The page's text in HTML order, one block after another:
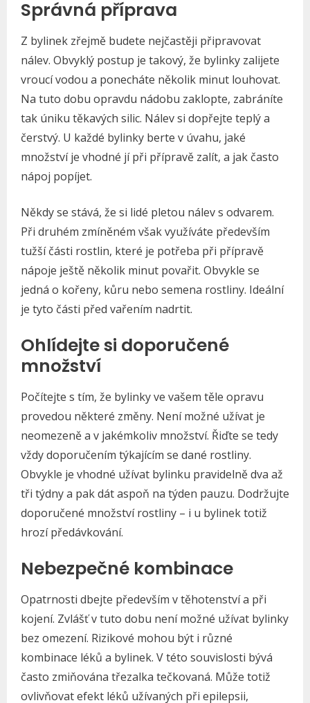
Správná příprava
Z bylinek zřejmě budete nejčastěji připravovat
nálev. Obvyklý postup je takový, že bylinky zalijete
vroucí vodou a ponecháte několik minut louhovat.
Na tuto dobu opravdu nádobu zaklopte, zabráníte
tak úniku těkavých silic. Nálev si dopřejte teplý a
čerstvý. U každé bylinky berte v úvahu, jaké
množství je vhodné jí při přípravě zalít, a jak často
nápoj popíjet.
Někdy se stává, že si lidé pletou nálev s odvarem.
Při druhém zmíněném však využíváte především
tužší části rostlin, které je potřeba při přípravě
nápoje ještě několik minut povařit. Obvykle se
jedná o kořeny, kůru nebo semena rostliny. Ideální
je tyto části před vařením nadrtit.
Ohlídejte si doporučené
množství
Počítejte s tím, že bylinky ve vašem těle opravu
provedou některé změny. Není možné užívat je
neomezeně a v jakémkoliv množství. Řiďte se tedy
vždy doporučením týkajícím se dané rostliny.
Obvykle je vhodné užívat bylinku pravidelně dva až
tři týdny a pak dát aspoň na týden pauzu. Dodržujte
doporučené množství rostliny – i u bylinek totiž
hrozí předávkování.
Nebezpečné kombinace
Opatrnosti dbejte především v těhotenství a při
kojení. Zvlášť v tuto dobu není možné užívat bylinky
bez omezení. Rizikové mohou být i různé
kombinace léků a bylinek. V této souvislosti bývá
často zmiňována třezalka tečkovaná. Může totiž
ovlivňovat efekt léků užívaných při epilepsii,